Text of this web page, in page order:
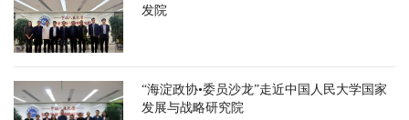
发院
“海淀政协•委员沙龙”走近中国人民大学国家
发展与战略研究院